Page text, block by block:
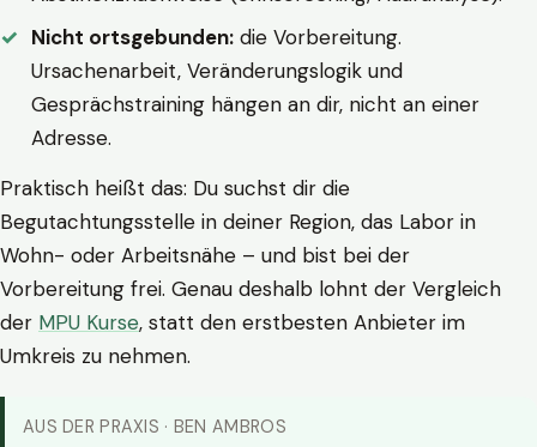
Nicht ortsgebunden: die Vorbereitung.
Ursachenarbeit, Veränderungslogik und
Gesprächstraining hängen an dir, nicht an einer
Adresse.
Praktisch heißt das: Du suchst dir die
Begutachtungsstelle in deiner Region, das Labor in
Wohn- oder Arbeitsnähe – und bist bei der
Vorbereitung frei. Genau deshalb lohnt der Vergleich
der MPU Kurse, statt den erstbesten Anbieter im
Umkreis zu nehmen.
AUS DER PRAXIS · BEN AMBROS